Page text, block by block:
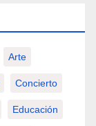
Arte
Concierto
Educación